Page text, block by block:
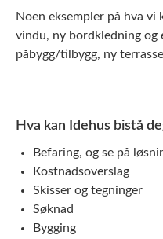
Noen eksempler på hva vi
vindu, ny bordkledning og
påbygg/tilbygg, ny
Hva kan Idehus bistå
Befaring, og se på
Kostnadsoverslag
Skisser og tegninger
Søknad
Bygging